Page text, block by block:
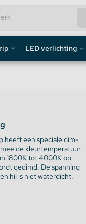
LED verlichting
Overig
heeft een speciale dim-
de kleurtemperatuur
1800K tot 4000K op
gedimd. De spanning
hij is niet waterdicht.